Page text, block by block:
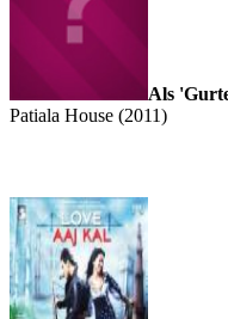
Als
Patiala House (2011)